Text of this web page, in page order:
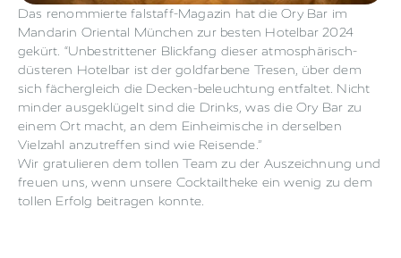
Das renommierte falstaff-Magazin hat die Ory Bar im
Mandarin Oriental München zur besten Hotelbar 2024
gekürt. “Unbestrittener Blickfang dieser atmosphärisch-
düsteren Hotelbar ist der goldfarbene Tresen, über dem
sich fächergleich die Decken-beleuchtung entfaltet. Nicht
minder ausgeklügelt sind die Drinks, was die Ory Bar zu
einem Ort macht, an dem Einheimische in derselben
Vielzahl anzutreffen sind wie Reisende.”
Wir gratulieren dem tollen Team zu der Auszeichnung und
freuen uns, wenn unsere Cocktailtheke ein wenig zu dem
tollen Erfolg beitragen konnte.